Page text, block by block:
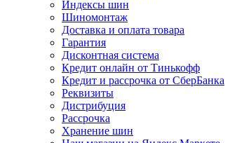
Индексы шин
Шиномонтаж
Доставка и оплата товара
Гарантия
Дисконтная система
Кредит онлайн от Тинькофф
Кредит и рассрочка от СберБанка
Реквизиты
Дистрибуция
Рассрочка
Хранение шин